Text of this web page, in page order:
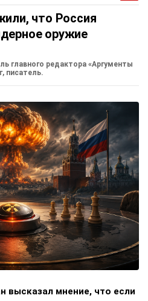
что Россия
оружие
главного редактора «Аргументы
писатель.
высказал мнение, что если